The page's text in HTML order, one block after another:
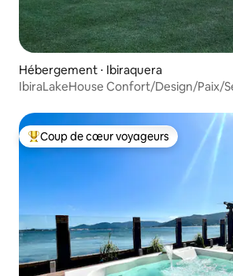
Hébergement ⋅ Ibiraquera
IbiraLakeHouse Confort/Design/Paix/
Coups de cœur voyageurs les plus
Coup de cœur voyageurs